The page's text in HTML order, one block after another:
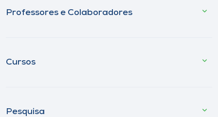
Professores e Colaboradores
Cursos
Pesquisa